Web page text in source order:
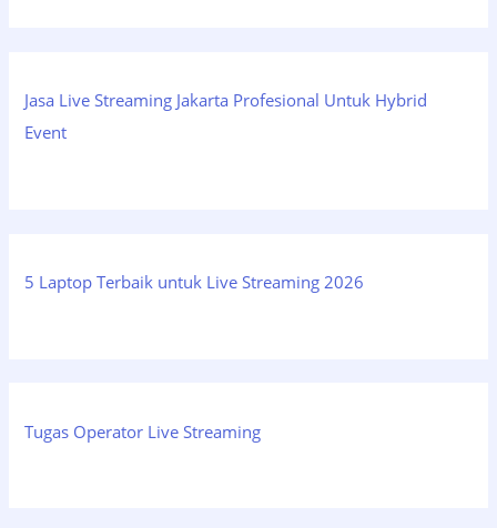
Jasa Live Streaming Jakarta Profesional Untuk Hybrid
Event
5 Laptop Terbaik untuk Live Streaming 2026
Tugas Operator Live Streaming